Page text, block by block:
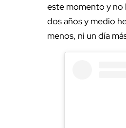
este momento y no
dos años y medio
menos, ni un día